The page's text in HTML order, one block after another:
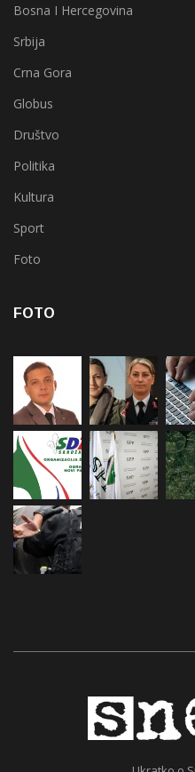
Bosna I Hercegovina
Srbija
Crna Gora
Globus
Društvo
Politika
Kultura
Sport
Foto
FOTO